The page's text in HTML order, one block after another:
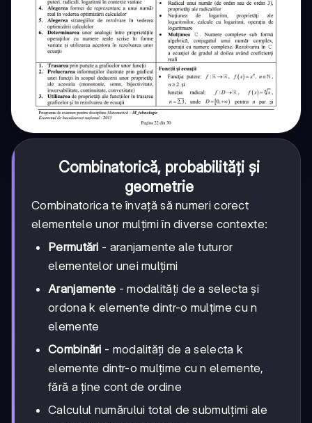
Combinatorică, probabilități și
geometrie
Combinatorica te învață să numeri corect
elementele unor mulțimi în diverse contexte:
Permutări - aranjamente ale tuturor
elementelor unei mulțimi
Aranjamente - modalități de a selecta și
ordona k elemente dintr-o mulțime cu n
elemente
Combinări - modalități de a selecta k
elemente dintr-o mulțime cu n elemente,
fără a ține cont de ordine
Calculul numărului total de submulțimi ale